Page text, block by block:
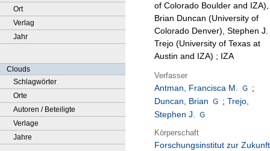
Ort
Verlag
Jahr
Clouds
Schlagwörter
Orte
Autoren / Beteiligte
Verlage
Jahre
of Colorado Boulder and IZA),
Brian Duncan (University of
Colorado Denver), Stephen J.
Trejo (University of Texas at
Austin and IZA) ; IZA
Verfasser
Antman, Francisca M.
;
Duncan, Brian
; Trejo,
Stephen J.
Körperschaft
Forschungsinstitut zur Zukunft